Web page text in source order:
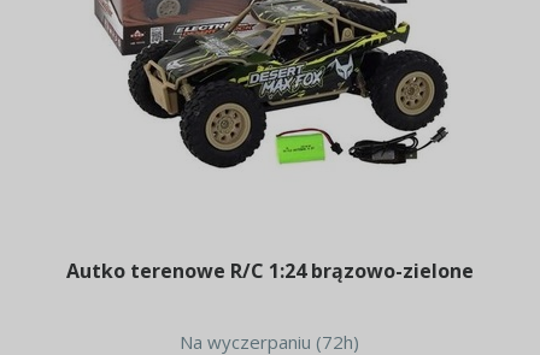
Autko terenowe R/C 1:24 brązowo-zielone
Na wyczerpaniu (72h)